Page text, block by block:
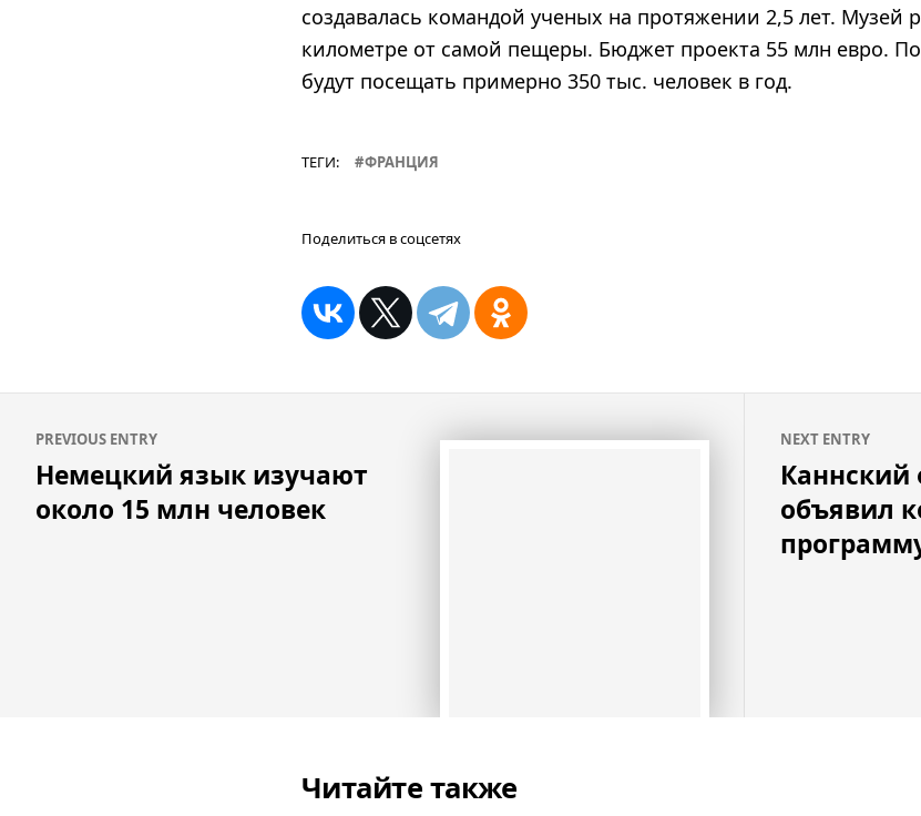
создавалась командой ученых на протяжении 2,5 лет. Музей
километре от самой пещеры. Бюджет проекта 55 млн евро.
будут посещать примерно 350 тыс. человек в год.
ТЕГИ: ФРАНЦИЯ
Поделиться в соцсетях
по
записям
PREVIOUS ENTRY
Немецкий язык изучают
около 15 млн человек
NEXT ENTRY
Каннский
объявил
Читайте также